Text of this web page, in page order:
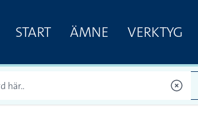
START ÄMNE VERKTYG